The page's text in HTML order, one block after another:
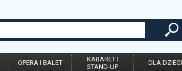
OPERA I BALET
KABARET I
STAND-UP
DLA DZIECI